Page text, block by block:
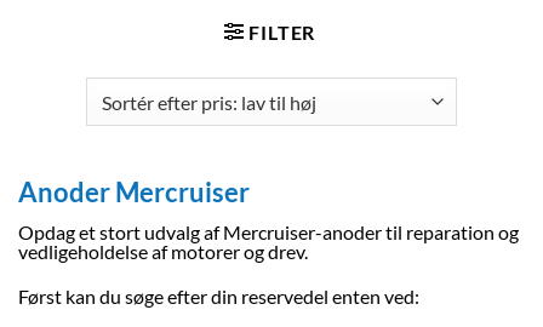
FILTER
Anoder Mercruiser
Opdag et stort udvalg af Mercruiser-anoder til reparation og
vedligeholdelse af motorer og drev.
Først kan du søge efter din reservedel enten ved: